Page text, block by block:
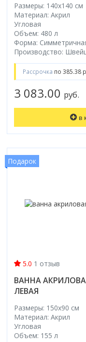
Размеры: 140x140 cм
Материал: Акрил
Угловая
Объем: 480 л
Форма:
Производство:
Рассрочка по 385.38
3 083.00 руб.
в
Подарок
5.0 1 отзыв
ВАННА АКРИЛОВАЯ
ЛЕВАЯ
Размеры: 150x90 cм
Материал: Акрил
Угловая
Объем: 155 л